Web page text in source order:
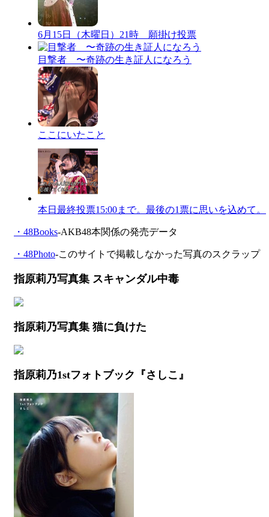
6月15日（木曜日）21時 願掛け投票
目撃者 〜奇跡の生き証人になろう
ここにいたこと
本日最終投票15:00まで。最後の1票に思いを込めて。
・48Books-AKB48本関係の発売データ
・48Photo-このサイトで掲載しなかった写真のスクラップ
指原莉乃写真集 スキャンダル中毒
指原莉乃写真集 猫に負けた
指原莉乃1stフォトブック『さしこ』